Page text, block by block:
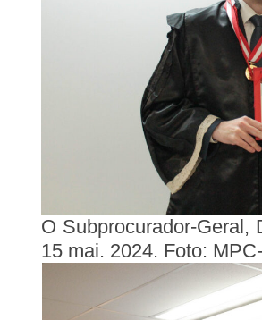
O Subprocurador-Geral,
15 mai. 2024. Foto: